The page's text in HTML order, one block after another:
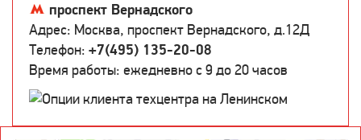
проспект Вернадского
Адрес: Москва, проспект Вернадского, д.12Д
Телефон: +7(495) 135-20-08
Время работы: ежедневно c 9 до 20 часов